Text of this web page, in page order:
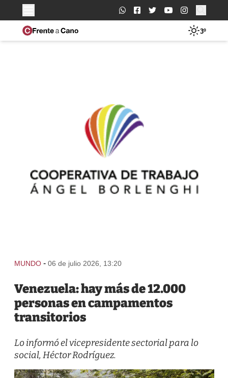
Buscar:
3º
MUNDO - 06 de julio 2026, 13:20
Venezuela: hay más de 12.000
personas en campamentos
transitorios
Lo informó el vicepresidente sectorial para lo
social, Héctor Rodríguez.